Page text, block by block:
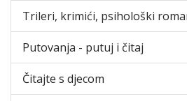
Trileri, krimići, psihološki
Putovanja - putuj i čitaj
Čitajte s djecom